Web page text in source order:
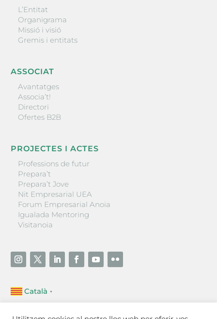
L’Entitat
Organigrama
Missió i visió
Gremis i entitats
ASSOCIAT
Avantatges
Associa’t!
Directori
Ofertes B2B
PROJECTES I ACTES
Professions de futur
Prepara’t
Prepara’t Jove
Nit Empresarial UEA
Forum Empresarial Anoia
Igualada Mentoring
Visitanoia
Català ▼
Unió Empresarial de l’Anoia (UEA)